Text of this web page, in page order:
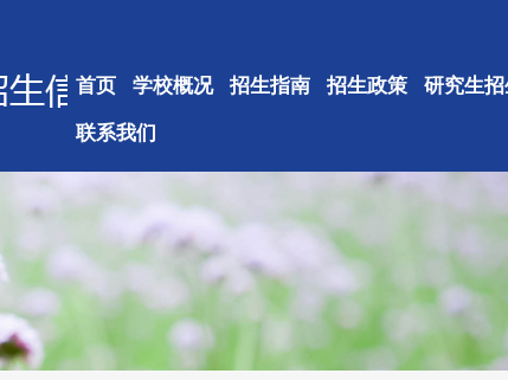
首页 学校概况 招生指南 招生政策 研究生
联系我们